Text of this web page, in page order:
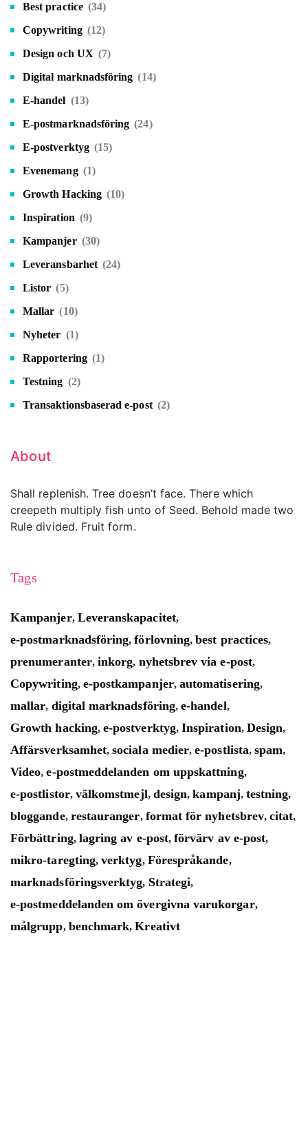
Best practice (34)
Copywriting (12)
Design och UX (7)
Digital marknadsföring (14)
E-handel (13)
E-postmarknadsföring (24)
E-postverktyg (15)
Evenemang (1)
Growth Hacking (10)
Inspiration (9)
Kampanjer (30)
Leveransbarhet (24)
Listor (5)
Mallar (10)
Nyheter (1)
Rapportering (1)
Testning (2)
Transaktionsbaserad e-post (2)
About
Shall replenish. Tree doesn’t face. There which
creepeth multiply fish unto of Seed. Behold made two
Rule divided. Fruit form.
Tags
Kampanjer, Leveranskapacitet,
e-postmarknadsföring,förlovning,best practices,
prenumeranter, inkorg, nyhetsbrev via e-post,
Copywriting, e-postkampanjer, automatisering,
mallar, digital marknadsföring,e-handel,
Growth hacking,e-postverktyg,Inspiration, Design,
Affärsverksamhet,sociala medier,e-postlista,spam,
Video,e-postmeddelanden om uppskattning,
e-postlistor, välkomstmejl, design,kampanj, testning,
bloggande, restauranger, format för nyhetsbrev,citat,
Förbättring, lagring av e-post,förvärv av e-post,
mikro-taregting,verktyg, Förespråkande,
marknadsföringsverktyg, Strategi,
e-postmeddelanden om övergivna varukorgar,
målgrupp, benchmark,Kreativt